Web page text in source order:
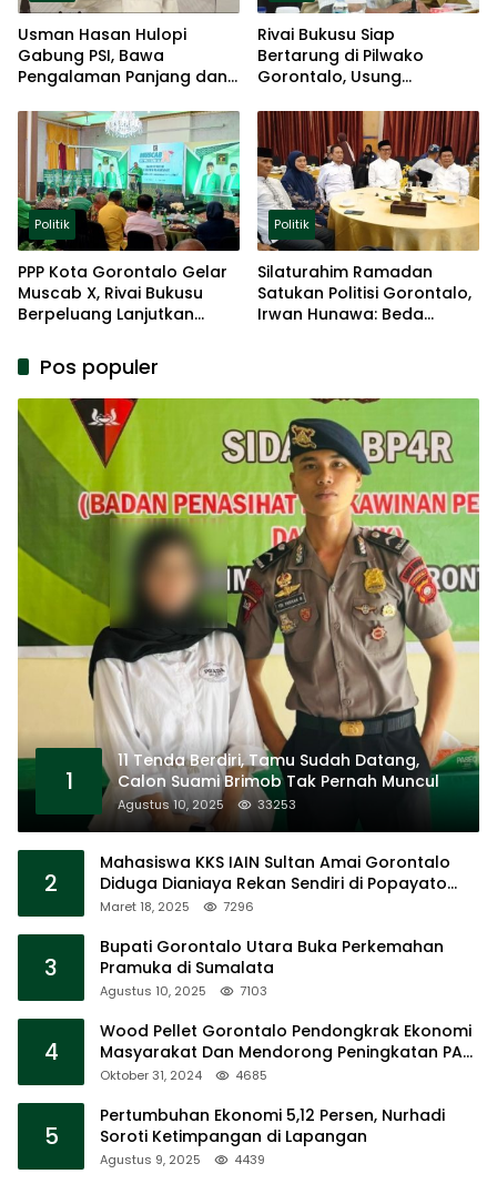
Usman Hasan Hulopi
Gabung PSI, Bawa
Pengalaman Panjang dan
Rivai Bukusu Siap
Bertarung di Pilwako
Gorontalo, Usung
Politik
Politik
PPP Kota Gorontalo Gelar
Muscab X, Rivai Bukusu
Berpeluang Lanjutkan
Politik
Silaturahim Ramadan
Satukan Politisi Gorontalo,
Irwan Hunawa: Beda
Pos populer
1
11 Tenda Berdiri, Tamu Sudah Datang,
Calon Suami Brimob Tak Pernah Muncul
Agustus 10, 2025 33253
2
Mahasiswa KKS IAIN Sultan Amai Gorontalo
Diduga Dianiaya Rekan Sendiri di Popayato
Barat
Maret 18, 2025 7296
3
Bupati Gorontalo Utara Buka Perkemahan
Pramuka di Sumalata
Agustus 10, 2025 7103
4
Wood Pellet Gorontalo Pendongkrak Ekonomi
Masyarakat Dan Mendorong Peningkatan PAD
Gorontalo
Oktober 31, 2024 4685
5
Pertumbuhan Ekonomi 5,12 Persen, Nurhadi
Soroti Ketimpangan di Lapangan
Agustus 9, 2025 4439